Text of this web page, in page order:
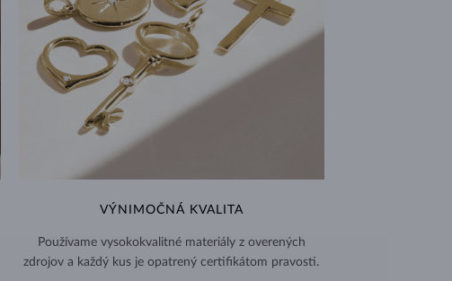
VÝNIMOČNÁ KVALITA
Používame vysokokvalitné materiály z overených
zdrojov a každý kus je opatrený certifikátom pravosti.